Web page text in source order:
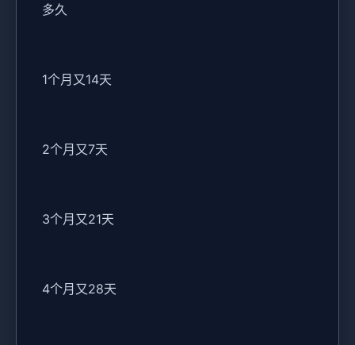
多久
1个月又14天
2个月又7天
3个月又21天
4个月又28天